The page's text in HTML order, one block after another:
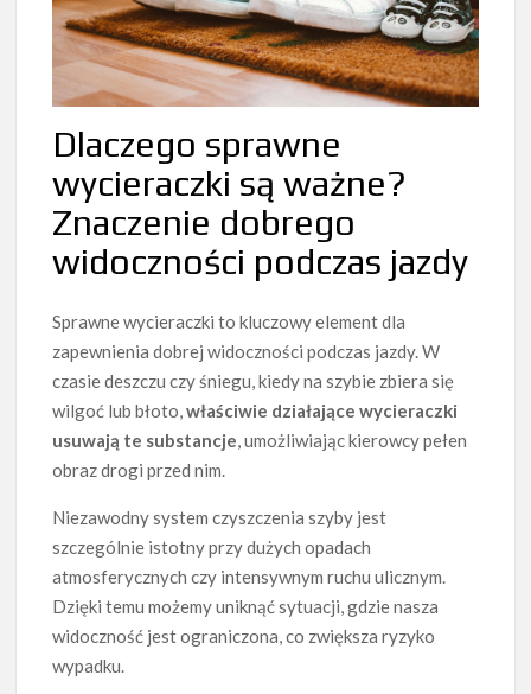
Dlaczego sprawne
wycieraczki są ważne?
Znaczenie dobrego
widoczności podczas jazdy
Sprawne wycieraczki to kluczowy element dla
zapewnienia dobrej widoczności podczas jazdy. W
czasie deszczu czy śniegu, kiedy na szybie zbiera się
wilgoć lub błoto,właściwie działające wycieraczki
usuwają te substancje, umożliwiając kierowcy pełen
obraz drogi przed nim.
Niezawodny system czyszczenia szyby jest
szczególnie istotny przy dużych opadach
atmosferycznych czy intensywnym ruchu ulicznym.
Dzięki temu możemy uniknąć sytuacji, gdzie nasza
widoczność jest ograniczona, co zwiększa ryzyko
wypadku.